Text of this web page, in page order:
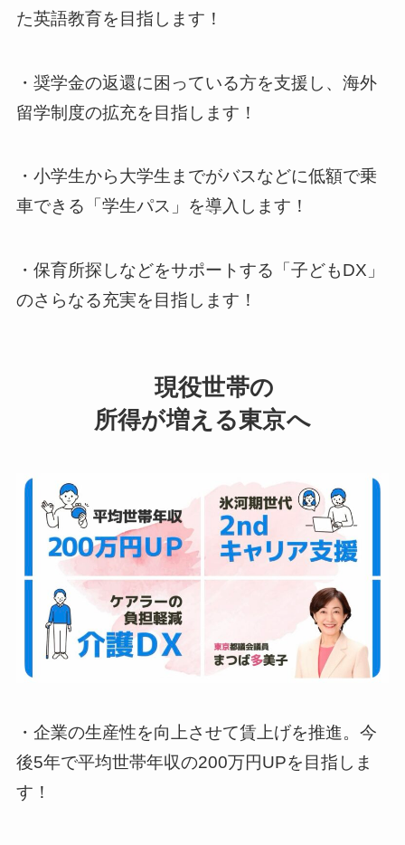
た英語教育を目指します！
・奨学金の返還に困っている方を支援し、海外
留学制度の拡充を目指します！
・小学生から大学生までがバスなどに低額で乗
車できる「学生パス」を導入します！
・保育所探しなどをサポートする「子どもDX」
のさらなる充実を目指します！
現役世帯の
所得が増える東京へ
・企業の生産性を向上させて賃上げを推進。今
後5年で平均世帯年収の200万円UPを目指しま
す！